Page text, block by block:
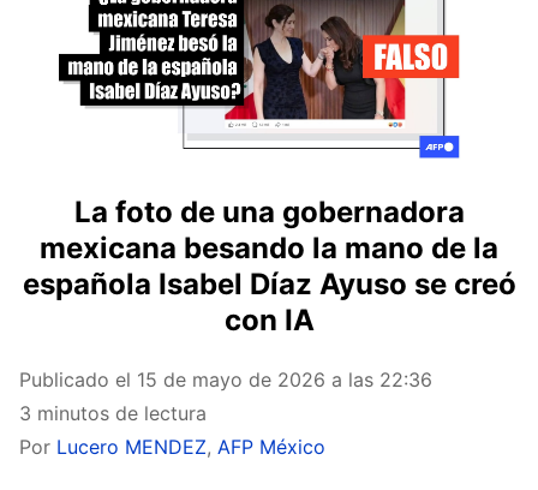
La foto de una gobernadora
mexicana besando la mano de la
española Isabel Díaz Ayuso se creó
con IA
Publicado el 15 de mayo de 2026 a las 22:36
3 minutos de lectura
Por Lucero MENDEZ, AFP México